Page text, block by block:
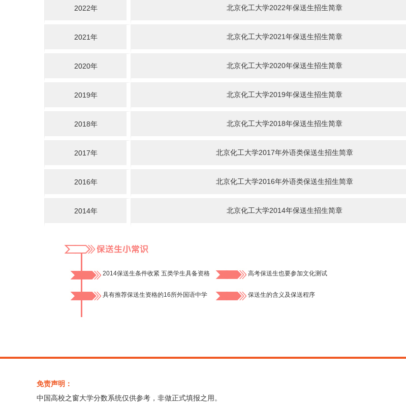
2022年 北京化工大学2022年保送生招生简章
2021年 北京化工大学2021年保送生招生简章
2020年 北京化工大学2020年保送生招生简章
2019年 北京化工大学2019年保送生招生简章
2018年 北京化工大学2018年保送生招生简章
2017年 北京化工大学2017年外语类保送生招生简章
2016年 北京化工大学2016年外语类保送生招生简章
2014年 北京化工大学2014年保送生招生简章
2014保送生条件收紧 五类学生具备资格
具有推荐保送生资格的16所外国语中学
高考保送生也要参加文化测试
保送生的含义及保送程序
免责声明：
中国高校之窗大学分数系统仅供参考，非做正式填报之用。